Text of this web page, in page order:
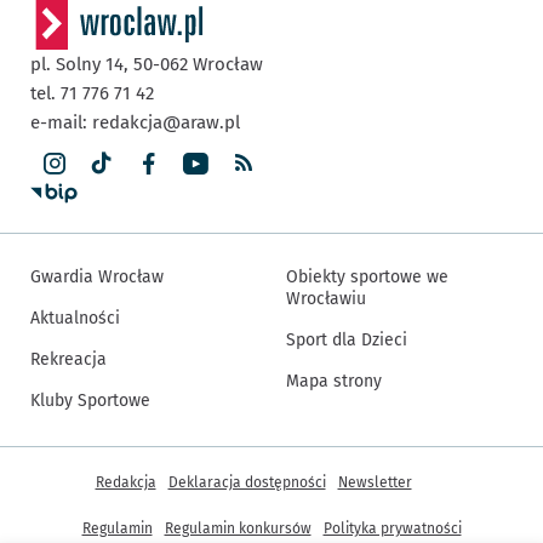
pl. Solny 14, 50-062 Wrocław
tel. 71 776 71 42
e-mail: redakcja@araw.pl
Gwardia Wrocław
Aktualności
Rekreacja
Kluby Sportowe
Obiekty sportowe we
Wrocławiu
Sport dla Dzieci
Mapa strony
Inne informacje
Redakcja Deklaracja dostępności Newsletter
Regulamin Regulamin konkursów Polityka prywatności